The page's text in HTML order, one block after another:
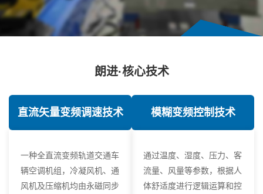
朗进·核心技术
直流矢量变频调速技术
一种全直流变频轨道交通车
辆空调机组，冷凝风机、通
风机及压缩机均由永磁同步
模糊变频控制技术
通过温度、湿度、压力、客
流量、风量等参数，根据人
体舒适度进行逻辑运算和控